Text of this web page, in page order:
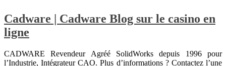
Cadware | Cadware Blog sur le casino en
ligne
CADWARE Revendeur Agréé SolidWorks depuis 1996 pour
l’Industrie, Intégrateur CAO. Plus d’informations ? Contactez l’une